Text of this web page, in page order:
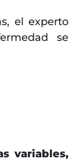
el experto
se
variables,